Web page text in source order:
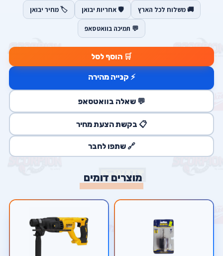
🚚 משלוח לכל הארץ 🛡️ אחריות יבואן 🏷️ מחיר יבואן
💬 תמיכה בוואטסאפ
🛒 הוסף לסל
⚡ קנייה מהירה
💬 שאלה בוואטסאפ
📋 בקשת הצעת מחיר
🔗 שתפו לחבר
מוצרים דומים